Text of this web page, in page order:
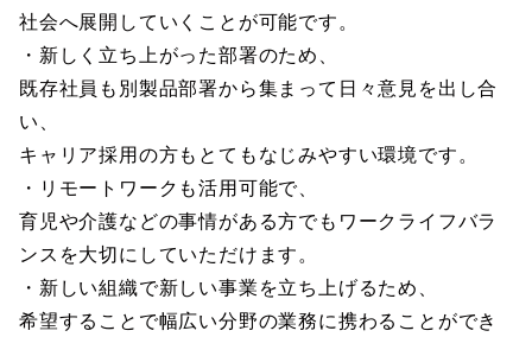
社会へ展開していくことが可能です。
・新しく立ち上がった部署のため、
既存社員も別製品部署から集まって日々意見を出し合
い、
キャリア採用の方もとてもなじみやすい環境です。
・リモートワークも活用可能で、
育児や介護などの事情がある方でもワークライフバラ
ンスを大切にしていただけます。
・新しい組織で新しい事業を立ち上げるため、
希望することで幅広い分野の業務に携わることができ